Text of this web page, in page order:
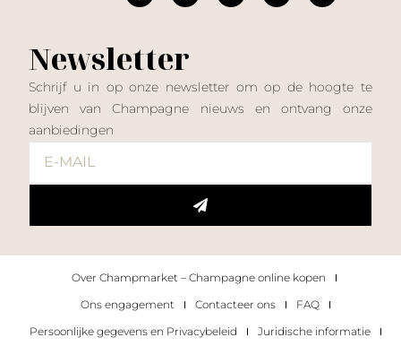
Newsletter
Schrijf u in op onze newsletter om op de hoogte te
blijven van Champagne nieuws en ontvang onze
aanbiedingen
Over Champmarket – Champagne online kopen
Ons engagement
Contacteer ons
FAQ
Persoonlijke gegevens en Privacybeleid
Juridische informatie